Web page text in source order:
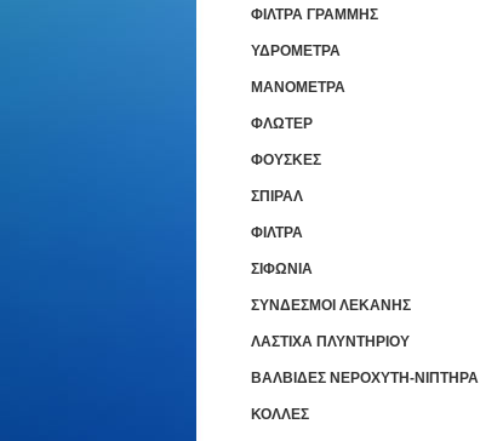
ΦΙΛΤΡΑ ΓΡΑΜΜΗΣ
ΥΔΡΟΜΕΤΡΑ
ΜΑΝΟΜΕΤΡΑ
ΦΛΩΤΕΡ
ΦΟΥΣΚΕΣ
ΣΠΙΡΑΛ
ΦΙΛΤΡΑ
ΣΙΦΩΝΙΑ
ΣΥΝΔΕΣΜΟΙ ΛΕΚΑΝΗΣ
ΛΑΣΤΙΧΑ ΠΛΥΝΤΗΡΙΟΥ
ΒΑΛΒΙΔΕΣ ΝΕΡΟΧΥΤΗ-ΝΙΠΤΗΡΑ
ΚΟΛΛΕΣ